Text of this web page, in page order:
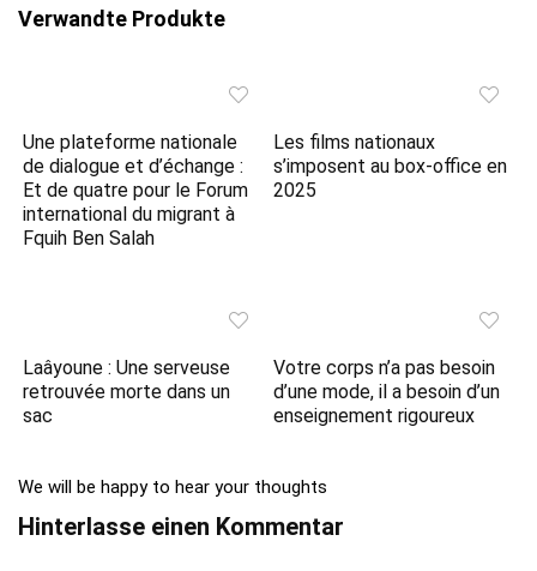
Verwandte Produkte
Une plateforme nationale
de dialogue et d’échange :
Et de quatre pour le Forum
international du migrant à
Fquih Ben Salah
Les films nationaux
s’imposent au box-office en
2025
Laâyoune : Une serveuse
retrouvée morte dans un
sac
Votre corps n’a pas besoin
d’une mode, il a besoin d’un
enseignement rigoureux
We will be happy to hear your thoughts
Hinterlasse einen Kommentar